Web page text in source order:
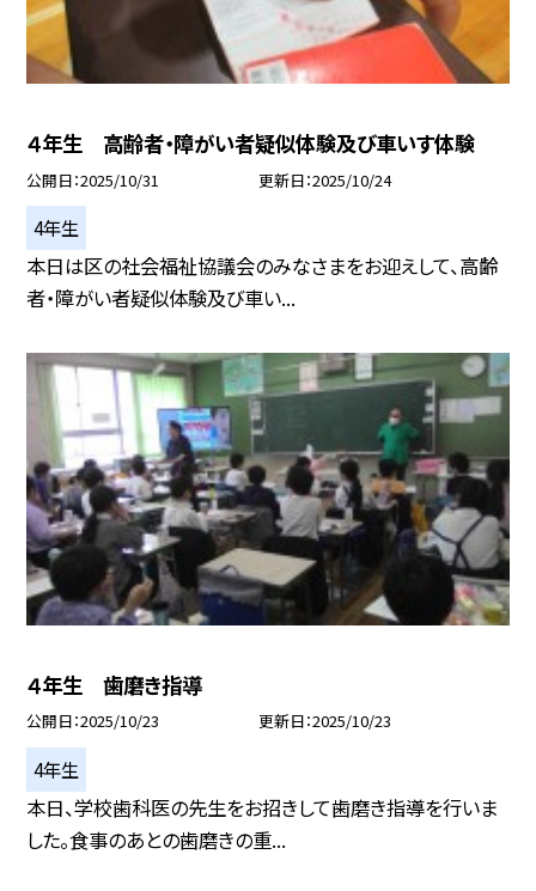
４年生 高齢者・障がい者疑似体験及び車いす体験
公開日 2025/10/31 更新日 2025/10/24
4年生
本日は区の社会福祉協議会のみなさまをお迎えして、高齢
者・障がい者疑似体験及び車い...
４年生 歯磨き指導
公開日 2025/10/23 更新日 2025/10/23
4年生
本日、学校歯科医の先生をお招きして歯磨き指導を行いま
した。食事のあとの歯磨きの重...